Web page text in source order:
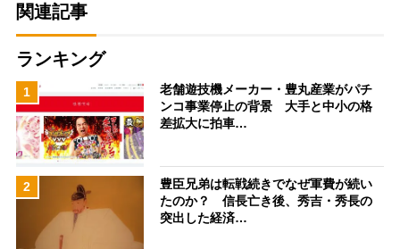
関連記事
ランキング
1
老舗遊技機メーカー・豊丸産業がパチ
ンコ事業停止の背景 大手と中小の格
差拡大に拍車…
2
豊臣兄弟は転戦続きでなぜ軍費が続い
たのか？ 信長亡き後、秀吉・秀長の
突出した経済…